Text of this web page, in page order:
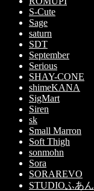
S-Cute
Sage
saturn
SDT
September
Serious
SHAY-CONE
shimeKANA
SigMart
Siren
sk
Small Marron
Soft Thigh
sonmohn
Sora
SORAREVO
STUDIOふあん